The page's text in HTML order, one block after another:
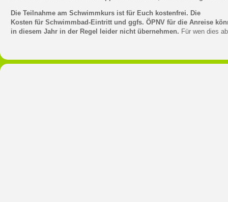
Die Teilnahme am Schwimmkurs ist für Euch kostenfrei. Die
Kosten für Schwimmbad-Eintritt und ggfs. ÖPNV für die Anreise
in diesem Jahr in der Regel leider nicht übernehmen. Für wen dies